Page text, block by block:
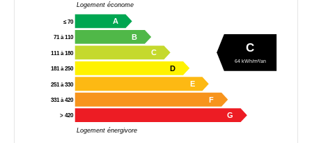
Logement économe
Logement énergivore
≤ 70 A
71 à 110 B
111 à 180 C
181 à 250 D
251 à 330 E
331 à 420 F
> 420 G
C
64 kWh/m²/an